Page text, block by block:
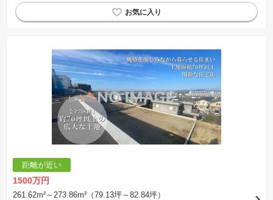
距離が近い
1500万円
261.62m²～273.86m²（79.13坪～82.84坪）